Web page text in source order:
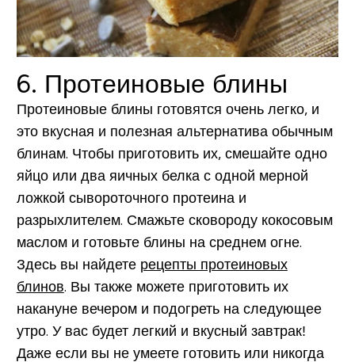
6. Протеиновые блины
Протеиновые блины готовятся очень легко, и
это вкусная и полезная альтернатива обычным
блинам. Чтобы приготовить их, смешайте одно
яйцо или два яичных белка с одной мерной
ложкой сывороточного протеина и
разрыхлителем. Смажьте сковороду кокосовым
маслом и готовьте блины на среднем огне.
Здесь вы найдете рецепты протеиновых
блинов. Вы также можете приготовить их
накануне вечером и подогреть на следующее
утро. У вас будет легкий и вкусный завтрак!
Даже если вы не умеете готовить или никогда